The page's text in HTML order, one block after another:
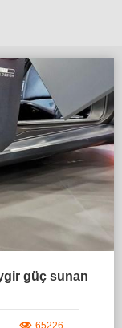
güç sunan
65226